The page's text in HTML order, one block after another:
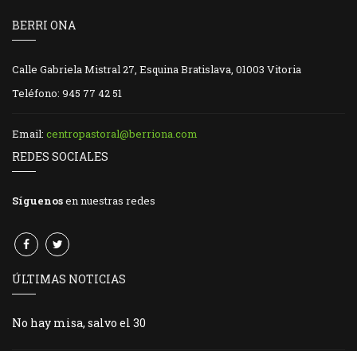
BERRI ONA
Calle Gabriela Mistral 27, Esquina Bratislava, 01003 Vitoria
Teléfono: 945 77 42 51
Email: centropastoral@berriona.com
REDES SOCIALES
Síguenosen nuestras redes
ÚLTIMAS NOTICIAS
No hay misa, salvo el 30